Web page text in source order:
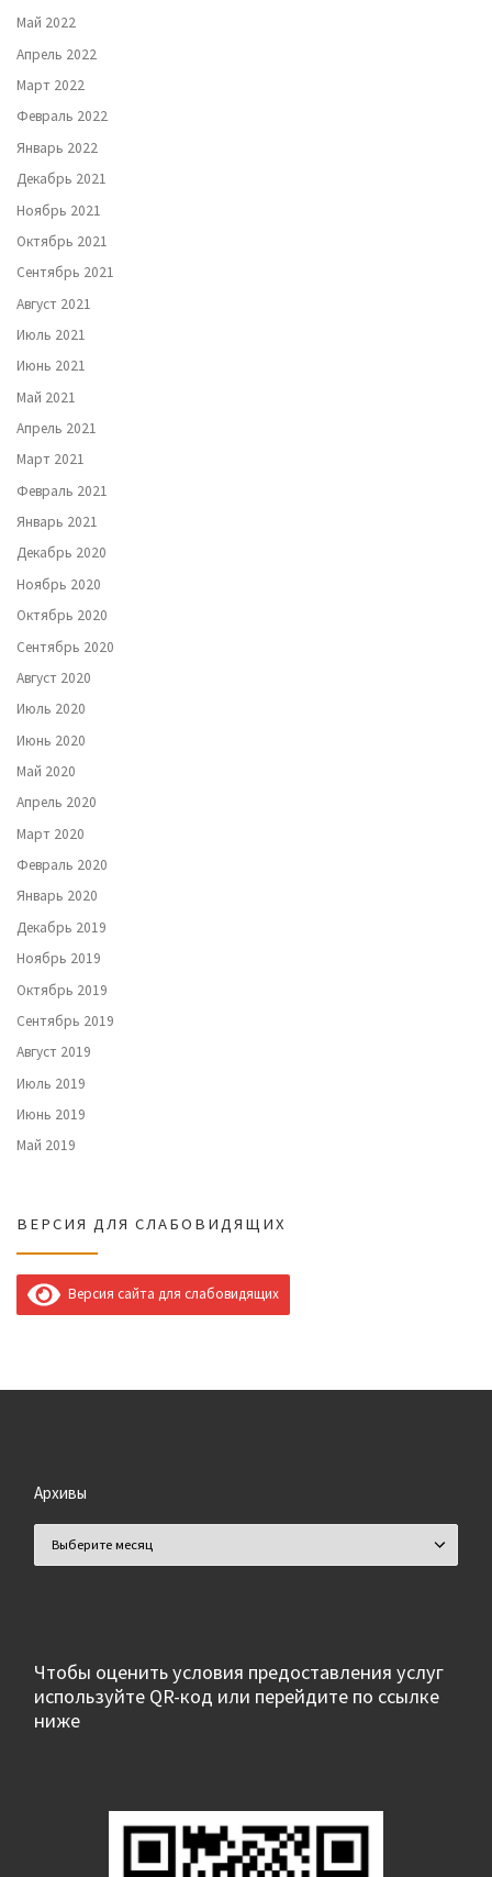
Май 2022
Апрель 2022
Март 2022
Февраль 2022
Январь 2022
Декабрь 2021
Ноябрь 2021
Октябрь 2021
Сентябрь 2021
Август 2021
Июль 2021
Июнь 2021
Май 2021
Апрель 2021
Март 2021
Февраль 2021
Январь 2021
Декабрь 2020
Ноябрь 2020
Октябрь 2020
Сентябрь 2020
Август 2020
Июль 2020
Июнь 2020
Май 2020
Апрель 2020
Март 2020
Февраль 2020
Январь 2020
Декабрь 2019
Ноябрь 2019
Октябрь 2019
Сентябрь 2019
Август 2019
Июль 2019
Июнь 2019
Май 2019
ВЕРСИЯ ДЛЯ СЛАБОВИДЯЩИХ
Версия сайта для слабовидящих
Архивы
Чтобы оценить условия предоставления услуг
используйте QR-код или перейдите по ссылке
ниже